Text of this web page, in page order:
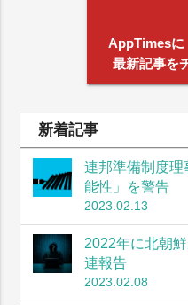
AppTimesに
最新記事を
新着記事
連邦準備制度
能性」を警告
2023.02.13
2022年に北朝
連報告
2023.02.08